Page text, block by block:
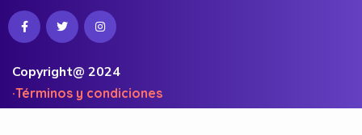
Copyright@ 2024
·Términos y condiciones